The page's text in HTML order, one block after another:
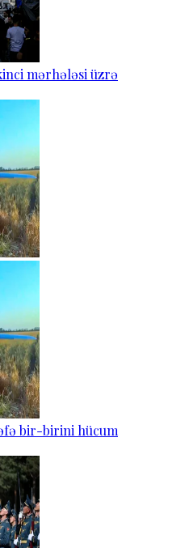
mərhələsi üzrə
bir-birini hücum